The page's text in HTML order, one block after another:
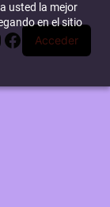
usted la mejor
en el sitio
Facebook
Acceder